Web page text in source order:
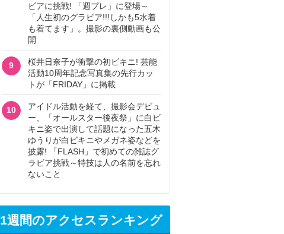
ビアに挑戦! 「週プレ」に登場～
「人生初のグラビア!!!しかも5水着
も着てます」。撮影の裏側動画も公
開
9
桜井日奈子が衝撃の初ビキニ! 芸能
活動10周年記念写真集の先行カッ
トが「FRIDAY」に掲載
10
アイドル活動を経て、撮影会デビュ
ー、「オールスター後夜祭」に白ビ
キニ姿で出演して話題になった五木
ゆうりが白ビキニやメガネ姿などを
披露! 「FLASH」で初めての雑誌グ
ラビア挑戦～特技は人の名前を忘れ
ないこと
1週間のアクセスランキング